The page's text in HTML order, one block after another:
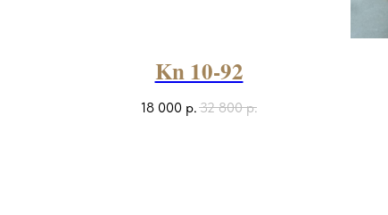
Kn 10-92
18 000 р.32 800 р.